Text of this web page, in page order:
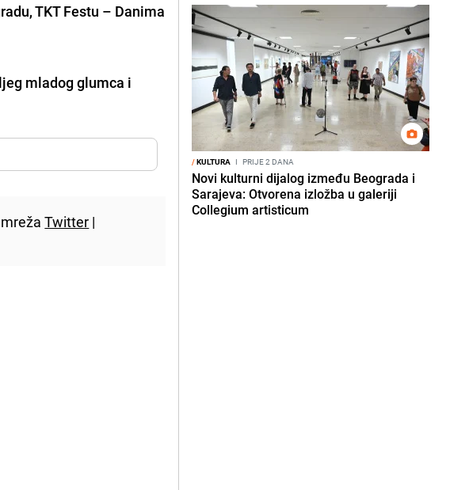
,TKT Festu – Danima
mladog glumca i
mrežaTwitter |
/KULTURA I PRIJE 2 DANA
Novi kulturni dijalog između Beograda i
Sarajeva: Otvorena izložba u galeriji
Collegium artisticum